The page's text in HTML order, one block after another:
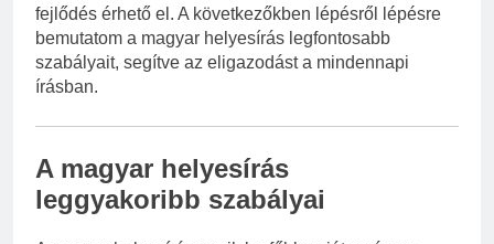
fejlődés érhető el. A következőkben lépésről lépésre
bemutatom a magyar helyesírás legfontosabb
szabályait, segítve az eligazodást a mindennapi
írásban.
A magyar helyesírás
leggyakoribb szabályai